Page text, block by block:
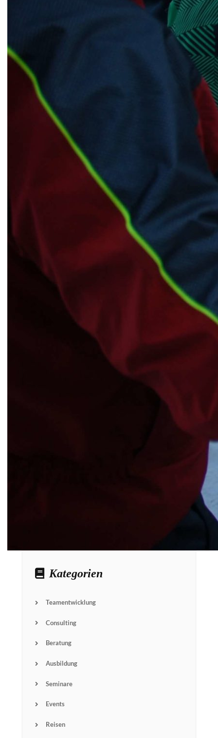
Kategorien
Teamentwicklung
Consulting
Beratung
Ausbildung
Seminare
Events
Reisen